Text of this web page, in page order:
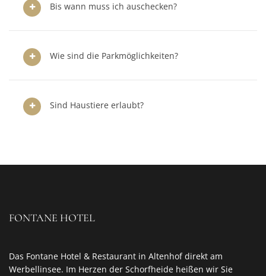
Bis wann muss ich auschecken?
Wie sind die Parkmöglichkeiten?
Sind Haustiere erlaubt?
FONTANE HOTEL
Das Fontane Hotel & Restaurant in Altenhof direkt am
Werbellinsee. Im Herzen der Schorfheide heißen wir Sie